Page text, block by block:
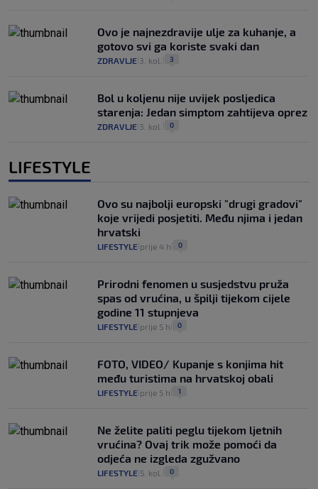
Ovo je najnezdravije ulje za kuhanje, a
gotovo svi ga koriste svaki dan
ZDRAVLJE 3. kol. 3
Bol u koljenu nije uvijek posljedica
starenja: Jedan simptom zahtijeva oprez
ZDRAVLJE 3. kol. 0
LIFESTYLE
Ovo su najbolji europski "drugi gradovi"
koje vrijedi posjetiti. Među njima i jedan
hrvatski
LIFESTYLE prije 4 h 0
Prirodni fenomen u susjedstvu pruža
spas od vrućina, u špilji tijekom cijele
godine 11 stupnjeva
LIFESTYLE prije 5 h 0
FOTO, VIDEO/ Kupanje s konjima hit
među turistima na hrvatskoj obali
LIFESTYLE prije 5 h 1
Ne želite paliti peglu tijekom ljetnih
vrućina? Ovaj trik može pomoći da
odjeća ne izgleda zgužvano
LIFESTYLE 5. kol. 0